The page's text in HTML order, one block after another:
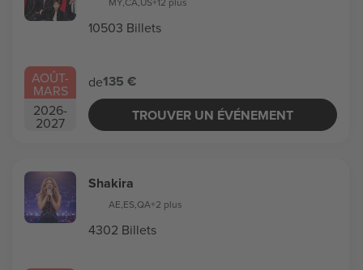
AOÛT-
MARS
2026-
2027
10503 Billets
de135 €
TROUVER UN ÉVÉNEMENT
Shakira
AE,ES,QA+2 plus
4302 Billets